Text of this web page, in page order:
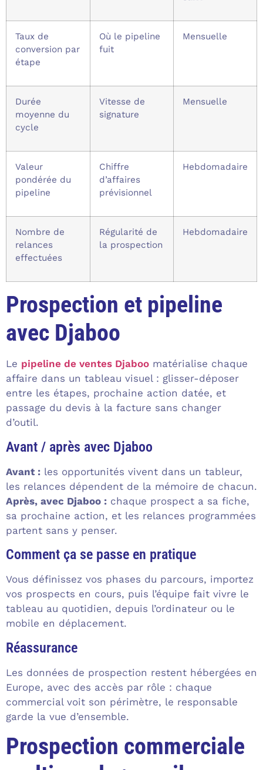
Taux de
conversion par
étape
Où le pipeline
fuit
Mensuelle
Durée
moyenne du
cycle
Vitesse de
signature
Mensuelle
Valeur
pondérée du
pipeline
Chiffre
d’affaires
prévisionnel
Hebdomadaire
Nombre de
relances
effectuées
Régularité de
la prospection
Hebdomadaire
Prospection et pipeline
avec Djaboo
Le pipeline de ventes Djaboo matérialise chaque
affaire dans un tableau visuel : glisser-déposer
entre les étapes, prochaine action datée, et
passage du devis à la facture sans changer
d’outil.
Avant / après avec Djaboo
Avant : les opportunités vivent dans un tableur,
les relances dépendent de la mémoire de chacun.
Après, avec Djaboo : chaque prospect a sa fiche,
sa prochaine action, et les relances programmées
partent sans y penser.
Comment ça se passe en pratique
Vous définissez vos phases du parcours, importez
vos prospects en cours, puis l’équipe fait vivre le
tableau au quotidien, depuis l’ordinateur ou le
mobile en déplacement.
Réassurance
Les données de prospection restent hébergées en
Europe, avec des accès par rôle : chaque
commercial voit son périmètre, le responsable
garde la vue d’ensemble.
Prospection commerciale